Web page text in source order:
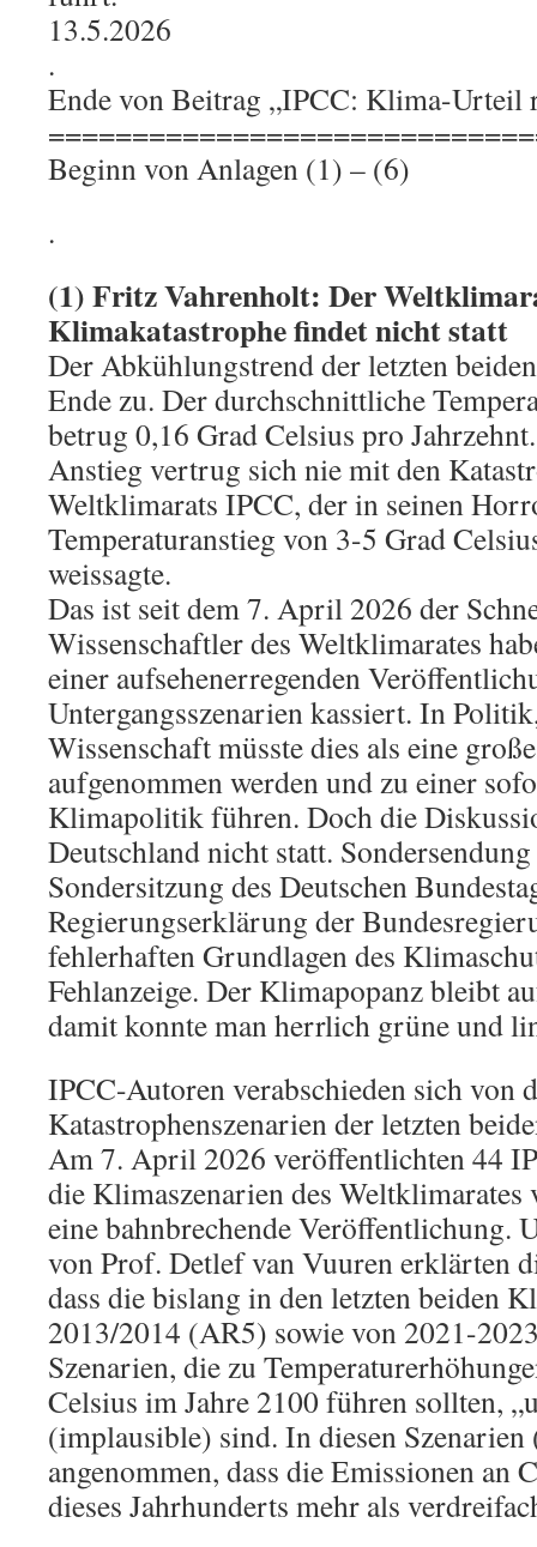
13.5.2026
.
Ende von Beitrag „IPCC: Klima-Urteil
Beginn von Anlagen (1) – (6)
.
(1) Fritz Vahrenholt: Der
Klimakatastrophe findet nicht statt
Der Abkühlungstrend der letzten
Ende zu. Der durchschnittliche
betrug 0,16 Grad Celsius pro
Anstieg vertrug sich nie mit den
Weltklimarats IPCC, der in seinen
Temperaturanstieg von 3-5 Grad
weissagte.
Das ist seit dem 7. April 2026 der
Wissenschaftler des Weltklimarates
einer aufsehenerregenden
Untergangsszenarien kassiert. In
Wissenschaft müsste dies als eine
aufgenommen werden und zu einer
Klimapolitik führen. Doch die
Deutschland nicht statt.
Sondersitzung des Deutschen
Regierungserklärung der
fehlerhaften Grundlagen des
Fehlanzeige. Der Klimapopanz bleibt
damit konnte man herrlich grüne und
IPCC-Autoren verabschieden sich von
Katastrophenszenarien der letzten
Am 7. April 2026 veröffentlichten 44
die Klimaszenarien des
eine bahnbrechende Veröffentlichung.
von Prof. Detlef van Vuuren erklärten
dass die bislang in den letzten beiden
2013/2014 (AR5) sowie von 2021-
Szenarien, die zu
Celsius im Jahre 2100 führen sollten,
(implausible) sind. In diesen
angenommen, dass die Emissionen an
dieses Jahrhunderts mehr als